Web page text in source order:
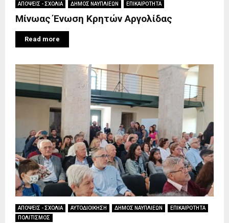
ΑΠΟΨΕΙΣ - ΣΧΟΛΙΑ ΔΗΜΟΣ ΝΑΥΠΛΙΕΩΝ ΕΠΙΚΑΙΡΟΤΗΤΑ
Μίνωας Ένωση Κρητών Αργολίδας
Read more
ΑΠΟΨΕΙΣ - ΣΧΟΛΙΑ ΑΥΤΟΔΙΟΙΚΗΣΗ ΔΗΜΟΣ ΝΑΥΠΛΙΕΩΝ
ΕΠΙΚΑΙΡΟΤΗΤΑ
ΠΟΛΙΤΙΣΜΟΣ